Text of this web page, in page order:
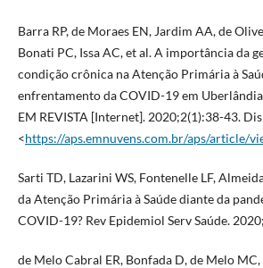
Barra RP, de Moraes EN, Jardim AA, de
Bonati PC, Issa AC, et al. A importância da
condição crônica na Atenção Primária à
enfrentamento da COVID-19 em
EM REVISTA [Internet]. 2020;2(1):38-43.
<https://aps.emnuvens.com.br/aps/article/
Sarti TD, Lazarini WS, Fontenelle LF,
da Atenção Primária à Saúde diante da
COVID-19? Rev Epidemiol Serv Saúde.
de Melo Cabral ER, Bonfada D, de Melo